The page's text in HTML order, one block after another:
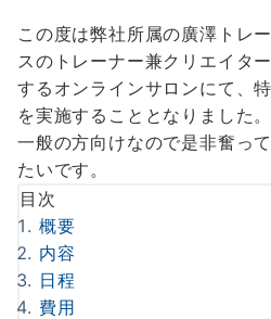
この度は弊社所属の廣澤トレ
スのトレーナー兼クリエイタ
するオンラインサロンにて、
を実施することとなりました。
一般の方向けなので是非奮っ
たいです。
目次
概要
内容
日程
費用